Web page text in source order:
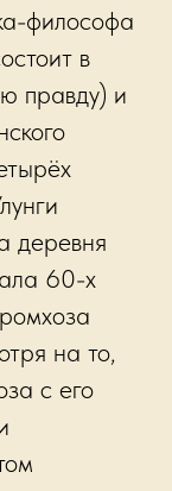
философа
в
правду) и
деревня
60-х
на то,
с его